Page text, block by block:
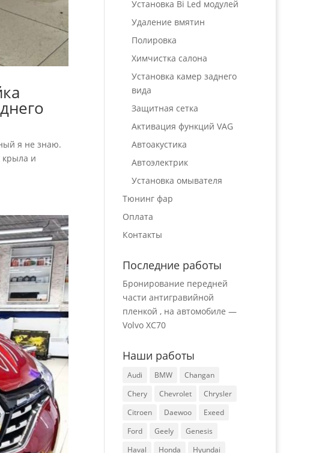
я не знаю.
крыла и
Установка Bi Led модулей
Удаление вмятин
Полировка
Химчистка салона
Установка камер заднего
вида
Защитная сетка
Активация функций VAG
Автоакустика
Автоэлектрик
Установка омывателя
Тюнинг фар
Оплата
Контакты
Последние работы
Бронирование передней
части антигравийной
пленкой , на автомобиле —
Volvo XC70
Наши работы
Audi BMW
Changan
Chery
Chevrolet
Chrysler
Citroen
Daewoo
Exeed
Ford
Geely
Genesis
Haval
Honda
Hyundai